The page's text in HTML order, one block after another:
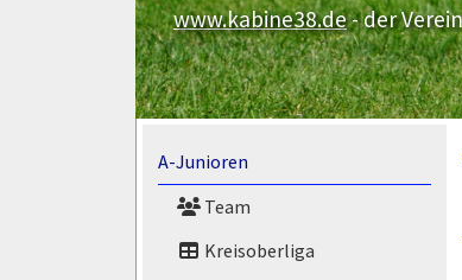
www.kabine38.de- der
A-Junioren
Team
Kreisoberliga